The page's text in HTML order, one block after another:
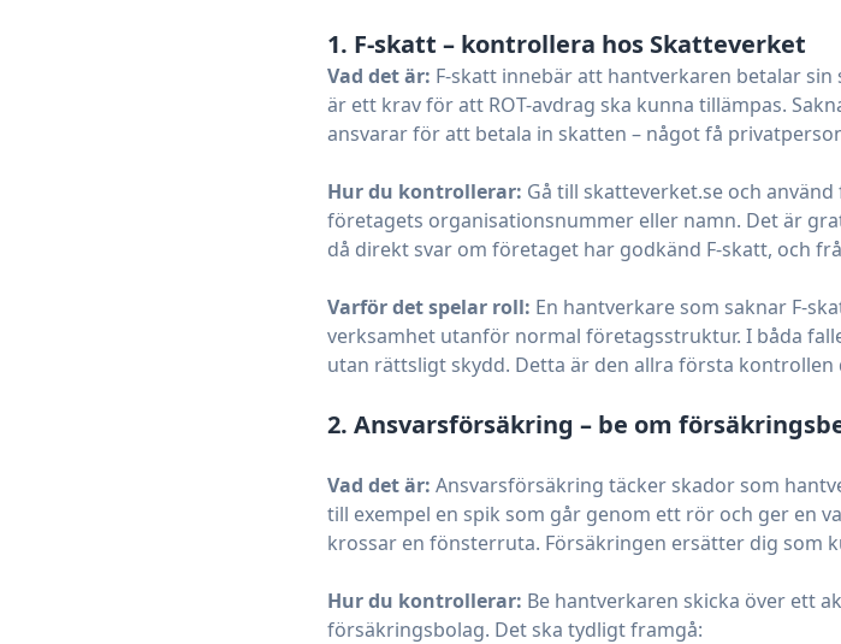
1. F-skatt – kontrollera hos Skatteverket
Vad det är: F-skatt innebär att hantverkaren betalar sin
är ett krav för att ROT-avdrag ska kunna tillämpas.
ansvarar för att betala in skatten – något få
Hur du kontrollerar: Gå till skatteverket.se och
företagets organisationsnummer eller namn. Det är
då direkt svar om företaget har godkänd F-skatt, och
Varför det spelar roll: En hantverkare som saknar F-
verksamhet utanför normal företagsstruktur. I båda
utan rättsligt skydd. Detta är den allra första kontrollen
2. Ansvarsförsäkring – be om
Vad det är: Ansvarsförsäkring täcker skador som
till exempel en spik som går genom ett rör och ger en
krossar en fönsterruta. Försäkringen ersätter dig som
Hur du kontrollerar: Be hantverkaren skicka över ett
försäkringsbolag. Det ska tydligt framgå: